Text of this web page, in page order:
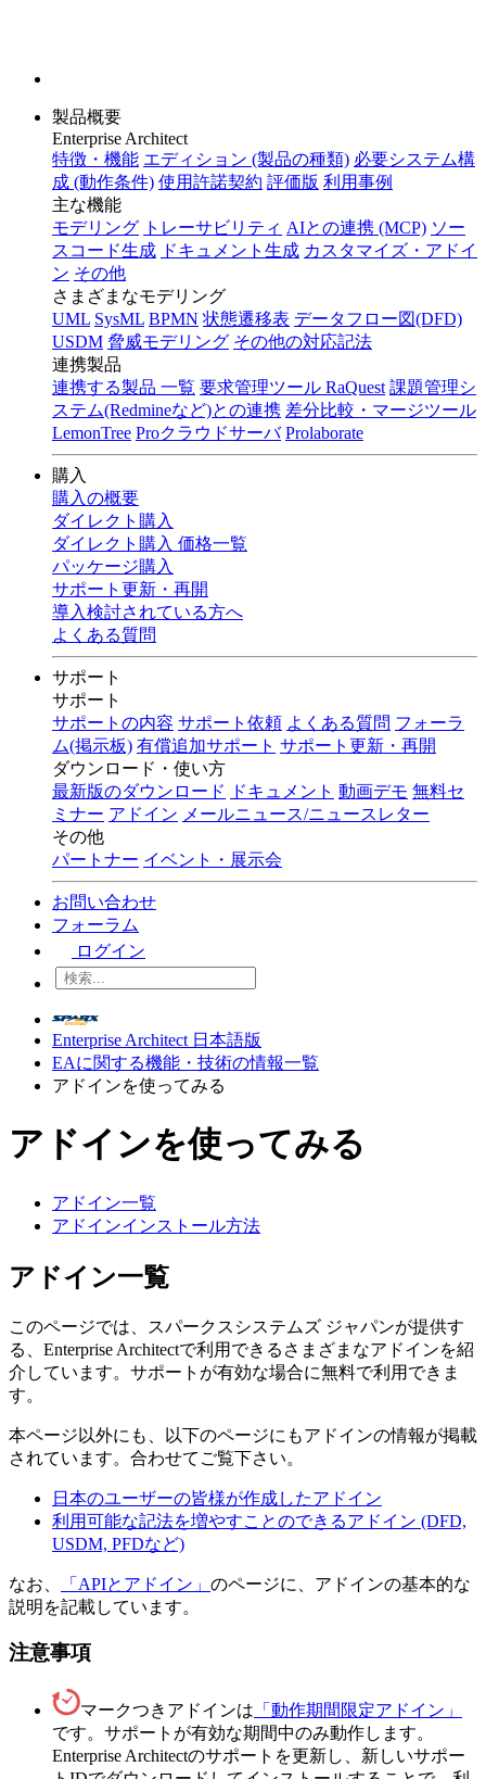
製品概要
Enterprise Architect
特徴・機能 エディション (製品の種類) 必要システム構
成 (動作条件) 使用許諾契約 評価版 利用事例
主な機能
モデリング トレーサビリティ AIとの連携 (MCP) ソー
スコード生成 ドキュメント生成 カスタマイズ・アドイ
ン その他
さまざまなモデリング
UML SysML BPMN 状態遷移表 データフロー図(DFD)
USDM 脅威モデリング その他の対応記法
連携製品
連携する製品 一覧 要求管理ツール RaQuest 課題管理シ
ステム(Redmineなど)との連携 差分比較・マージツール
LemonTree Proクラウドサーバ Prolaborate
購入
購入の概要
ダイレクト購入
ダイレクト購入 価格一覧
パッケージ購入
サポート更新・再開
導入検討されている方へ
よくある質問
サポート
サポート
サポートの内容 サポート依頼 よくある質問 フォーラ
ム(掲示板) 有償追加サポート サポート更新・再開
ダウンロード・使い方
最新版のダウンロード
ドキュメント 動画デモ 無料セ
ミナー アドイン メールニュース/ニュースレター
その他
パートナー イベント・展示会
お問い合わせ
フォーラム
ログイン
Enterprise Architect 日本語版
EAに関する機能・技術の情報一覧
アドインを使ってみる
アドインを使ってみる
アドイン一覧
アドインインストール方法
アドイン一覧
このページでは、スパークスシステムズ ジャパンが提供す
る、Enterprise Architectで利用できるさまざまなアドインを紹
介しています。サポートが有効な場合に無料で利用できま
す。
本ページ以外にも、以下のページにもアドインの情報が掲載
されています。合わせてご覧下さい。
日本のユーザーの皆様が作成したアドイン
利用可能な記法を増やすことのできるアドイン (DFD,
USDM, PFDなど)
なお、 「APIとアドイン」 のページに、アドインの基本的な
説明を記載しています。
注意事項
マークつきアドインは 「動作期間限定アドイン」
です。サポートが有効な期間中のみ動作します。
Enterprise Architectのサポートを更新し、新しいサポー